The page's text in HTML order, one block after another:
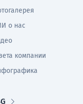
о нас
компании